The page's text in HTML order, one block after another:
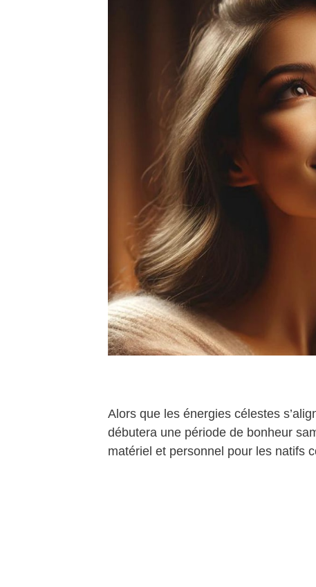
Alors que les énergies célestes
débutera une période de bonheur
matériel et personnel pour les natifs